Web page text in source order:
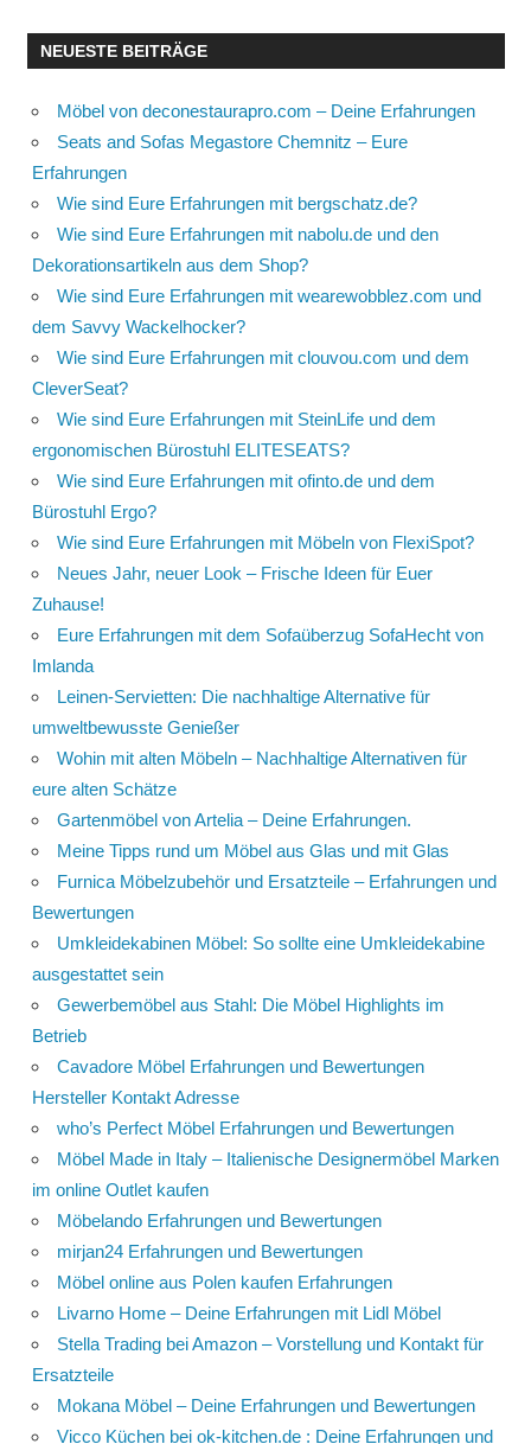
NEUESTE BEITRÄGE
Möbel von deconestaurapro.com – Deine Erfahrungen
Seats and Sofas Megastore Chemnitz – Eure
Erfahrungen
Wie sind Eure Erfahrungen mit bergschatz.de?
Wie sind Eure Erfahrungen mit nabolu.de und den
Dekorationsartikeln aus dem Shop?
Wie sind Eure Erfahrungen mit wearewobblez.com und
dem Savvy Wackelhocker?
Wie sind Eure Erfahrungen mit clouvou.com und dem
CleverSeat?
Wie sind Eure Erfahrungen mit SteinLife und dem
ergonomischen Bürostuhl ELITESEATS?
Wie sind Eure Erfahrungen mit ofinto.de und dem
Bürostuhl Ergo?
Wie sind Eure Erfahrungen mit Möbeln von FlexiSpot?
Neues Jahr, neuer Look – Frische Ideen für Euer
Zuhause!
Eure Erfahrungen mit dem Sofaüberzug SofaHecht von
Imlanda
Leinen-Servietten: Die nachhaltige Alternative für
umweltbewusste Genießer
Wohin mit alten Möbeln – Nachhaltige Alternativen für
eure alten Schätze
Gartenmöbel von Artelia – Deine Erfahrungen.
Meine Tipps rund um Möbel aus Glas und mit Glas
Furnica Möbelzubehör und Ersatzteile – Erfahrungen und
Bewertungen
Umkleidekabinen Möbel: So sollte eine Umkleidekabine
ausgestattet sein
Gewerbemöbel aus Stahl: Die Möbel Highlights im
Betrieb
Cavadore Möbel Erfahrungen und Bewertungen
Hersteller Kontakt Adresse
who’s Perfect Möbel Erfahrungen und Bewertungen
Möbel Made in Italy – Italienische Designermöbel Marken
im online Outlet kaufen
Möbelando Erfahrungen und Bewertungen
mirjan24 Erfahrungen und Bewertungen
Möbel online aus Polen kaufen Erfahrungen
Livarno Home – Deine Erfahrungen mit Lidl Möbel
Stella Trading bei Amazon – Vorstellung und Kontakt für
Ersatzteile
Mokana Möbel – Deine Erfahrungen und Bewertungen
Vicco Küchen bei ok-kitchen.de : Deine Erfahrungen und